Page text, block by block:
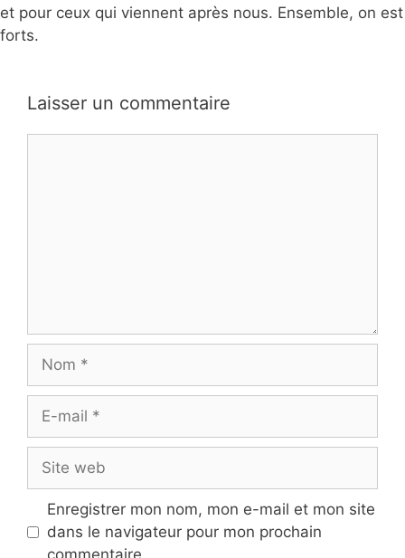
et pour ceux qui viennent après nous. Ensemble, on est
forts.
Laisser un commentaire
mail
web
Enregistrer mon nom, mon e-mail et mon site
dans le navigateur pour mon prochain
commentaire.